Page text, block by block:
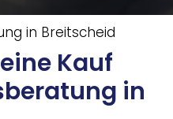
in Breitscheid
Kauf
in